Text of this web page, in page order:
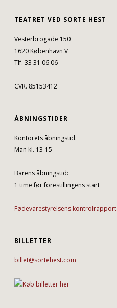
TEATRET VED SORTE HEST
Vesterbrogade 150
1620 København V
Tlf. 33 31 06 06
CVR. 85153412
ÅBNINGSTIDER
Kontorets åbningstid:
Man kl. 13-15
Barens åbningstid:
1 time før forestillingens start
Fødevarestyrelsens kontrolrapport
BILLETTER
billet@sortehest.com